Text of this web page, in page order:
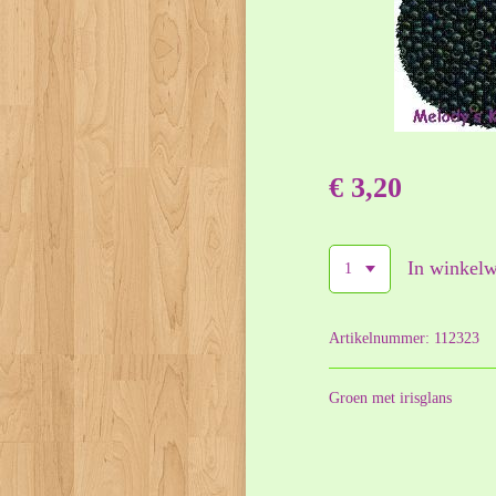
€ 3,20
In
Artikelnummer: 112323
Groen met irisglans